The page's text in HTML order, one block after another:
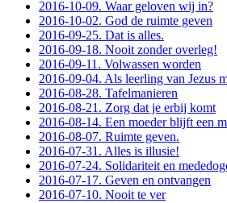
2016-10-09. Waar geloven wij in?
2016-10-02. God de ruimte geven
2016-09-25. Dat is alles.
2016-09-18. Nooit zonder overleg!
2016-09-11. Volwassen worden
2016-09-04. Als leerling van Jezus
2016-08-28. Tafelmanieren
2016-08-21. Zorg dat je erbij komt
2016-08-14. Een moeder blijft een
2016-08-07. Ruimte geven.
2016-07-31. Alles is illusie!
2016-07-24. Solidariteit en
2016-07-17. Geven en ontvangen
2016-07-10. Nooit te ver